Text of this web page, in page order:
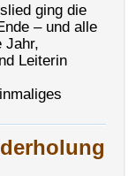
ging die
– und alle
Jahr,
Leiterin